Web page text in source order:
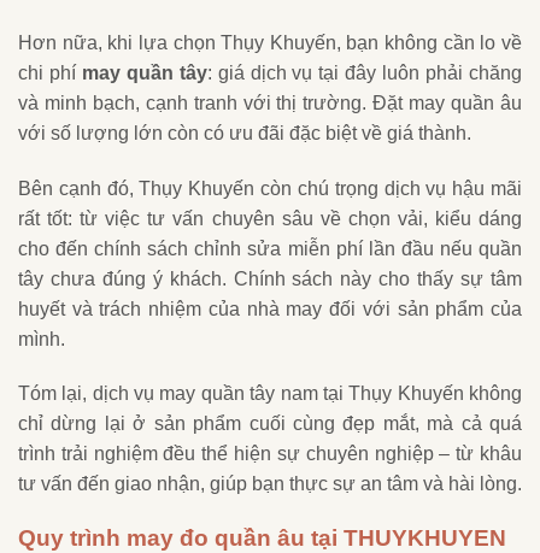
Hơn nữa, khi lựa chọn Thụy Khuyến, bạn không cần lo về
chi phí may quần tây: giá dịch vụ tại đây luôn phải chăng
và minh bạch, cạnh tranh với thị trường. Đặt may quần âu
với số lượng lớn còn có ưu đãi đặc biệt về giá thành.
Bên cạnh đó, Thụy Khuyến còn chú trọng dịch vụ hậu mãi
rất tốt: từ việc tư vấn chuyên sâu về chọn vải, kiểu dáng
cho đến chính sách chỉnh sửa miễn phí lần đầu nếu quần
tây chưa đúng ý khách. Chính sách này cho thấy sự tâm
huyết và trách nhiệm của nhà may đối với sản phẩm của
mình.
Tóm lại, dịch vụ may quần tây nam tại Thụy Khuyến không
chỉ dừng lại ở sản phẩm cuối cùng đẹp mắt, mà cả quá
trình trải nghiệm đều thể hiện sự chuyên nghiệp – từ khâu
tư vấn đến giao nhận, giúp bạn thực sự an tâm và hài lòng.
Quy trình may đo quần âu tại THUYKHUYEN